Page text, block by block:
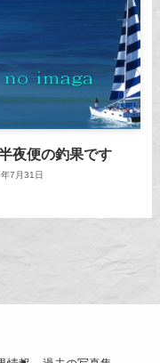
夜便の釣果です
7月31日